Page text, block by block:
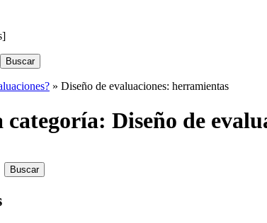
Buscar
» Diseño de evaluaciones: herramientas
categoría: Diseño de
Buscar